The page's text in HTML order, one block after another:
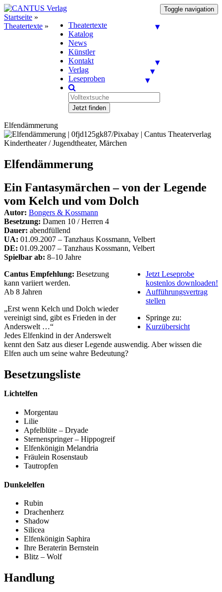
Toggle navigation
Theatertexte
Katalog
News
Künstler
Kontakt
Verlag
Leseproben
Jetzt finden
Startseite »
Theatertexte »
Elfendämmerung
Kindertheater / Jugendtheater, Märchen
Elfendämmerung
Ein Fantasymärchen – von der Legende
vom Kelch und vom Dolch
Autor: Bongers & Kossmann
Besetzung: Damen 10 / Herren 4
Dauer: abendfüllend
UA: 01.09.2007 – Tanzhaus Kossmann, Velbert
DE: 01.09.2007 – Tanzhaus Kossmann, Velbert
Spielbar ab: 8–10 Jahre
Jetzt Leseprobe
kostenlos downloaden!
Aufführungsvertrag
stellen
Springe zu:
Kurzübersicht
Cantus Empfehlung: Besetzung
kann variiert werden.
Ab 8 Jahren
„Erst wenn Kelch und Dolch wieder
vereinigt sind, gibt es Frieden in der
Anderswelt …“
Jedes Elfenkind in der Anderswelt
kennt den Satz aus dieser Legende auswendig. Aber wissen die
Elfen auch um seine wahre Bedeutung?
Besetzungsliste
Lichtelfen
Morgentau
Lilie
Apfelblüte – Dryade
Sternenspringer – Hippogreif
Elfenkönigin Melandria
Fräulein Rosenstaub
Tautropfen
Dunkelelfen
Rubin
Drachenherz
Shadow
Silicea
Elfenkönigin Saphira
Ihre Beraterin Bernstein
Blitz – Wolf
Handlung